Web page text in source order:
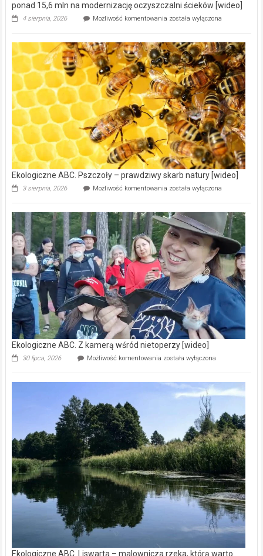
ponad 15,6 mln na modernizację oczyszczalni ścieków [wideo]
4 sierpnia, 2026 Możliwość komentowania Ekologiczne
Wręczyca
Wielka
z
dofinansowaniem
ponad
15,6
mln
na
modernizację
oczyszczalni
ścieków
[wideo]
została wyłączona
Ekologiczne ABC. Pszczoły – prawdziwy skarb natury [wideo]
3 sierpnia, 2026 Możliwość komentowania Ekologiczne
–
prawdziwy
skarb
natury
[wideo]
została wyłączona
Ekologiczne ABC. Z kamerą wśród nietoperzy [wideo]
30 lipca, 2026 Możliwość komentowania Ekologiczne
kamerą
wśród
została wyłączona
Ekologiczne ABC. Liswarta – malownicza rzeka, którą warto